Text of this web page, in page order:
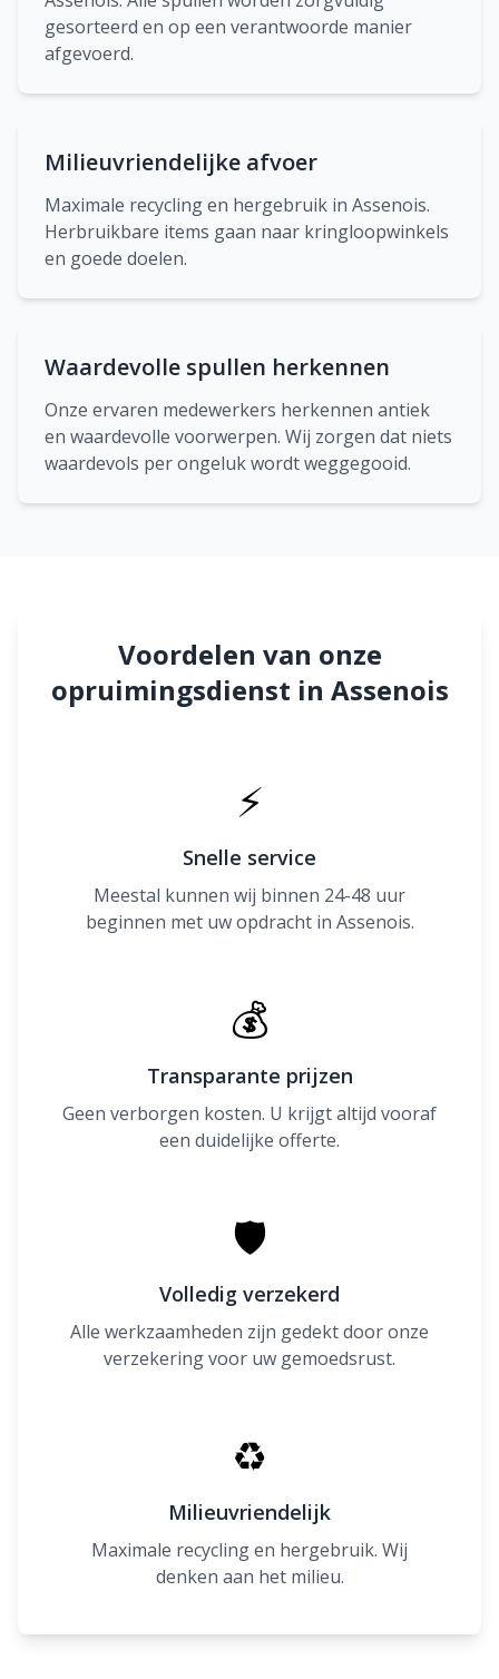
gesorteerd en op een verantwoorde manier
afgevoerd.
Milieuvriendelijke afvoer
Maximale recycling en hergebruik in Assenois.
Herbruikbare items gaan naar kringloopwinkels
en goede doelen.
Waardevolle spullen herkennen
Onze ervaren medewerkers herkennen antiek
en waardevolle voorwerpen. Wij zorgen dat niets
waardevols per ongeluk wordt weggegooid.
Voordelen van onze
opruimingsdienst in Assenois
⚡
Snelle service
Meestal kunnen wij binnen 24-48 uur
beginnen met uw opdracht in Assenois.
💰
Transparante prijzen
Geen verborgen kosten. U krijgt altijd vooraf
een duidelijke offerte.
🛡
Volledig verzekerd
Alle werkzaamheden zijn gedekt door onze
verzekering voor uw gemoedsrust.
♻
Milieuvriendelijk
Maximale recycling en hergebruik. Wij
denken aan het milieu.